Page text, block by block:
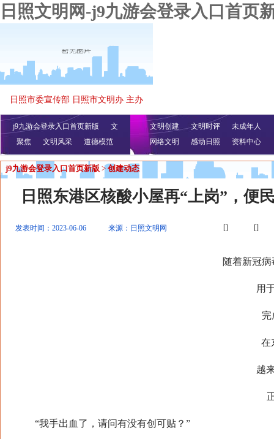
日照文明网-j9九游会登录入口首页
日照市委宣传部 日照市文明办 主办
j9九游会登录入口首页新版
文
明播报
公益视频
聚焦 文明风采 道德模范
文明创建 文明时评
未成年人
网络文明
感动日照 资料中心
j9九游会登录入口首页新版 > 创建动态
日照东港区核酸小屋再“上岗”，便
发表时间：2023-06-06 来源：日照文明网 [] []
随着新冠病
用于
完成
在东
越来
正
“我手出血了，请问有没有创可贴？”